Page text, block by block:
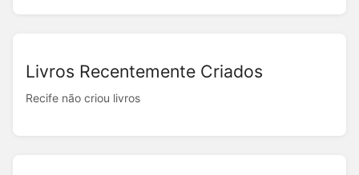
Livros Recentemente Criados
Recife não criou livros